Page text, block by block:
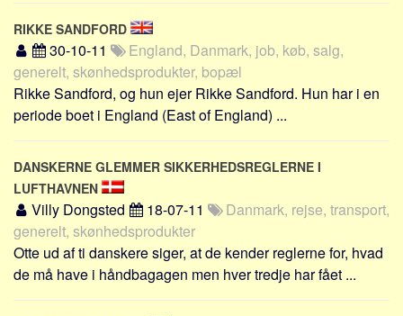
Pension og opsparing
Forbrug
Social sikring og sundhed
Aspekter
Køb og salg
Økonomi
Jura og regler
Skatter og afgifter
RIKKE SANDFORD
30-10-11
England, Danmark, job, køb, salg,
generelt, skønhedsprodukter, bopæl
Rikke Sandford, og hun ejer Rikke Sandford. Hun har i en
periode boet i England (East of England) ...
DANSKERNE GLEMMER SIKKERHEDSREGLERNE I
LUFTHAVNEN
Villy Dongsted 18-07-11
Danmark, rejse, transport,
generelt, skønhedsprodukter
Otte ud af ti danskere siger, at de kender reglerne for, hvad
de må have i håndbagagen men hver tredje har fået ...